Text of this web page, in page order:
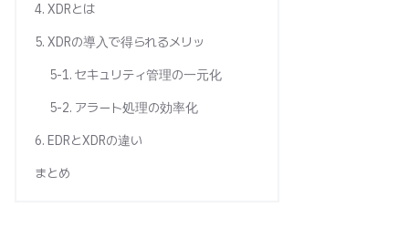
4. XDRとは
5. XDRの導入で得られるメリッ
5-1. セキュリティ管理の一元化
5-2. アラート処理の効率化
6. EDRとXDRの違い
まとめ